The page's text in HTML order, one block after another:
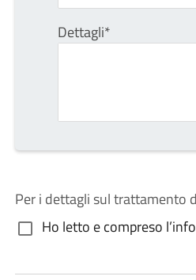
Dettagli*
Per i dettagli sul trattamento
Ho letto e compreso